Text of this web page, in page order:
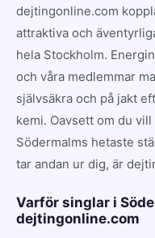
dejtingonline.com
attraktiva och
hela Stockholm.
och våra medlemmar
självsäkra och på jakt
kemi. Oavsett om du
Södermalms hetaste
tar andan ur dig, är
Varför singlar i
dejtingonline.com